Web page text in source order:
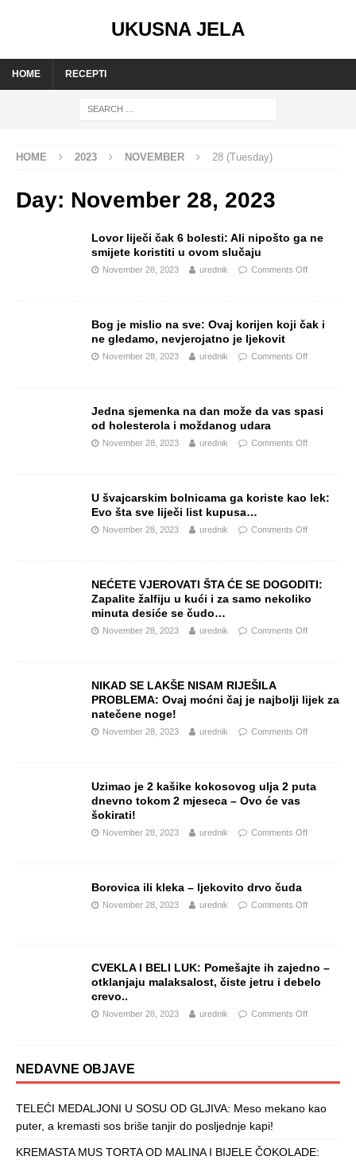
UKUSNA JELA
HOME RECEPTI
HOME 2023 NOVEMBER 28 (Tuesday)
Day: November 28, 2023
Lovor liječi čak 6 bolesti: Ali nipošto ga ne
smijete koristiti u ovom slučaju
November 28, 2023 urednik Comments Off
Bog je mislio na sve: Ovaj korijen koji čak i
ne gledamo, nevjerojatno je ljekovit
November 28, 2023 urednik Comments Off
Jedna sjemenka na dan može da vas spasi
od holesterola i moždanog udara
November 28, 2023 urednik Comments Off
U švajcarskim bolnicama ga koriste kao lek:
Evo šta sve liječi list kupusa…
November 28, 2023 urednik Comments Off
NEĆETE VJEROVATI ŠTA ĆE SE DOGODITI:
Zapalite žalfiju u kući i za samo nekoliko
minuta desiće se čudo…
November 28, 2023 urednik Comments Off
NIKAD SE LAKŠE NISAM RIJEŠILA
PROBLEMA: Ovaj moćni čaj je najbolji lijek za
natečene noge!
November 28, 2023 urednik Comments Off
Uzimao je 2 kašike kokosovog ulja 2 puta
dnevno tokom 2 mjeseca – Ovo će vas
šokirati!
November 28, 2023 urednik Comments Off
Borovica ili kleka – ljekovito drvo čuda
November 28, 2023 urednik Comments Off
CVEKLA I BELI LUK: Pomešajte ih zajedno –
otklanjaju malaksalost, čiste jetru i debelo
crevo..
November 28, 2023 urednik Comments Off
NEDAVNE OBJAVE
TELEĆI MEDALJONI U SOSU OD GLJIVA: Meso mekano kao
puter, a kremasti sos briše tanjir do posljednje kapi!
KREMASTA MUS TORTA OD MALINA I BIJELE ČOKOLADE: